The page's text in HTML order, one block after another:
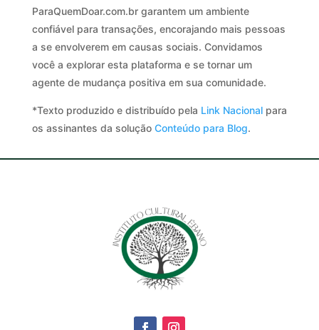
ParaQuemDoar.com.br garantem um ambiente
confiável para transações, encorajando mais pessoas
a se envolverem em causas sociais. Convidamos
você a explorar esta plataforma e se tornar um
agente de mudança positiva em sua comunidade.
*Texto produzido e distribuído pela Link Nacionalpara
os assinantes da solução Conteúdo para Blog.